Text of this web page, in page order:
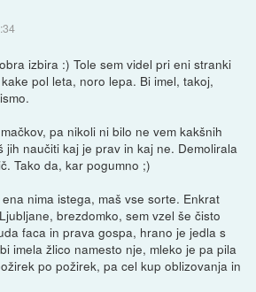
izbira :) Tole sem videl pri eni stranki
pol leta, noro lepa. Bi imel, takoj,
pa nikoli ni bilo ne vem kakšnih
jih naučiti kaj je prav in kaj ne. Demolirala
Tako da, kar pogumno ;)
nima istega, maš vse sorte. Enkrat
brezdomko, sem vzel še čisto
faca in prava gospa, hrano je jedla s
imela žlico namesto nje, mleko je pa pila
po požirek, pa cel kup oblizovanja in